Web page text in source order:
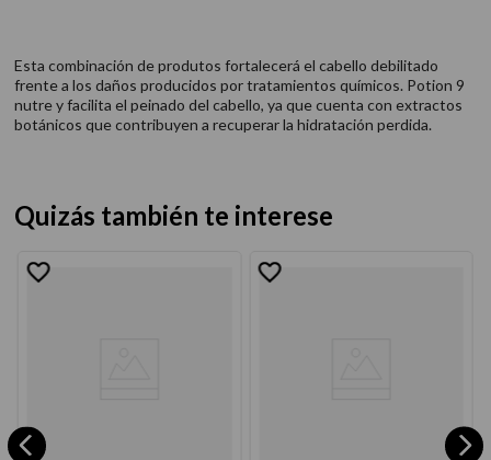
Esta combinación de produtos fortalecerá el cabello debilitado
frente a los daños producidos por tratamientos químicos. Potion 9
nutre y facilita el peinado del cabello, ya que cuenta con extractos
botánicos que contribuyen a recuperar la hidratación perdida.
Quizás también te interese